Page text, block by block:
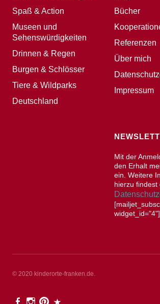
Spaß & Action
Museen und
Sehenswürdigkeiten
Drinnen & Regen
Burgen & Schlösser
Tiere & Wildparks
Deutschland
Bücher
Referenzen
Über mich
Impressum
Mit der
den Erhalt
ein. Weitere
hierzu findest
widget_id="4"]
© 2020 kinderorte-franken.de